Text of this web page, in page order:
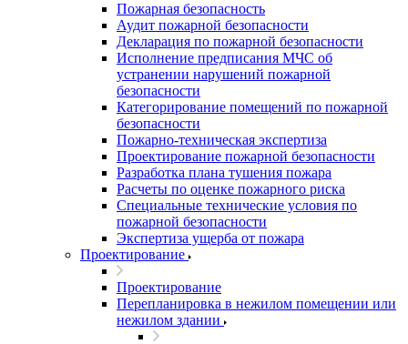
Пожарная безопасность
Аудит пожарной безопасности
Декларация по пожарной безопасности
Исполнение предписания МЧС об
устранении нарушений пожарной
безопасности
Категорирование помещений по пожарной
безопасности
Пожарно-техническая экспертиза
Проектирование пожарной безопасности
Разработка плана тушения пожара
Расчеты по оценке пожарного риска
Специальные технические условия по
пожарной безопасности
Экспертиза ущерба от пожара
Проектирование
Проектирование
Перепланировка в нежилом помещении или
нежилом здании